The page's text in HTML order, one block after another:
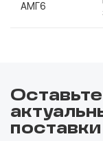
АМГ6
поставки